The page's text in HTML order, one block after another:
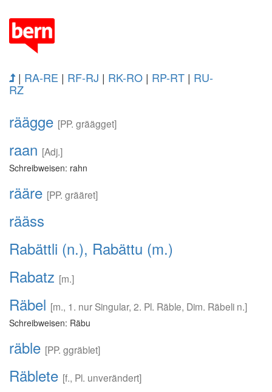
| RA-RE | RF-RJ | RK-RO | RP-RT | RU-
RZ
räägge [PP. gräägget]
raan [Adj.]
Schreibweisen: rahn
rääre [PP. grääret]
rääss
Rabättli (n.), Rabättu (m.)
Rabatz [m.]
Räbel [m., 1. nur Singular, 2. Pl. Räble, Dim. Räbeli n.]
Schreibweisen: Räbu
räble [PP. ggräblet]
Räblete [f., Pl. unverändert]